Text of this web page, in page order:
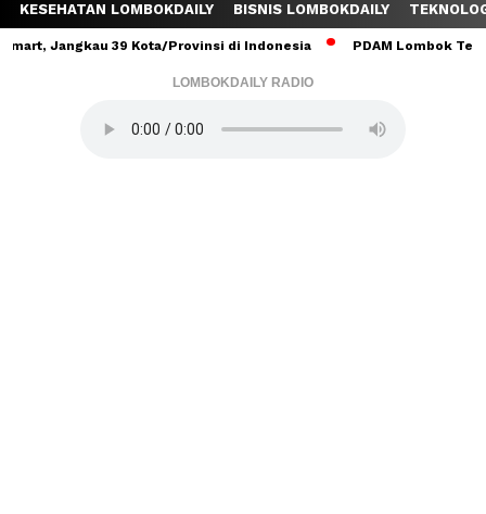
KESEHATAN LOMBOKDAILY BISNIS LOMBOKDAILY
39 Kota/Provinsi di Indonesia PDAM Lombok Tengah
LOMBOKDAILY RADIO